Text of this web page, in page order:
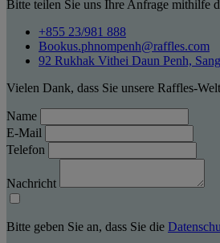
Bitte teilen Sie uns Ihre Anfrage mithilfe
+855 23/981 888
Bookus.phnompenh@raffles.com
92 Rukhak Vithei Daun Penh,
Vielen Dank, dass Sie unsere Raffles-
Name
E-Mail
Telefon
Nachricht
Bitte geben Sie an, dass Sie die